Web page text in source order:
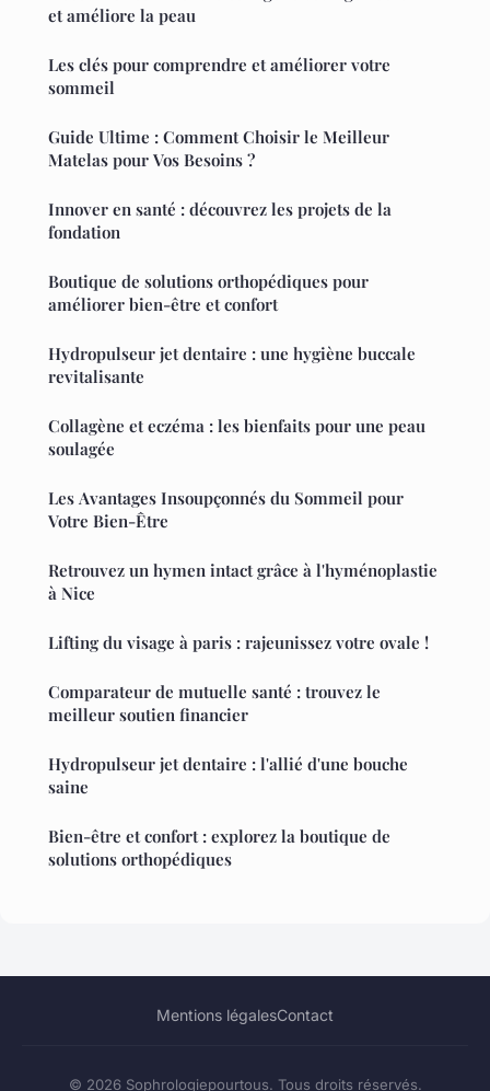
et améliore la peau
Les clés pour comprendre et améliorer votre
sommeil
Guide Ultime : Comment Choisir le Meilleur
Matelas pour Vos Besoins ?
Innover en santé : découvrez les projets de la
fondation
Boutique de solutions orthopédiques pour
améliorer bien-être et confort
Hydropulseur jet dentaire : une hygiène buccale
revitalisante
Collagène et eczéma : les bienfaits pour une peau
soulagée
Les Avantages Insoupçonnés du Sommeil pour
Votre Bien-Être
Retrouvez un hymen intact grâce à l'hyménoplastie
à Nice
Lifting du visage à paris : rajeunissez votre ovale !
Comparateur de mutuelle santé : trouvez le
meilleur soutien financier
Hydropulseur jet dentaire : l'allié d'une bouche
saine
Bien-être et confort : explorez la boutique de
solutions orthopédiques
Mentions légalesContact
© 2026 Sophrologiepourtous. Tous droits réservés.